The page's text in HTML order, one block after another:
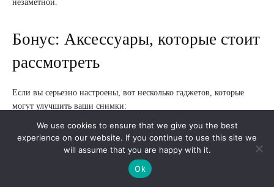
незаметной.
Бонус: Аксессуары, которые стоит
рассмотреть
Если вы серьезно настроены, вот несколько гаджетов, которые
могут улучшить ваши снимки:
Аксессуар Назначение
Критически важен для ночной
съемки, длинных выдержек
We use cookies to ensure that we give you the best
experience on our website. If you continue to use this site we
will assume that you are happy with it.
Ok